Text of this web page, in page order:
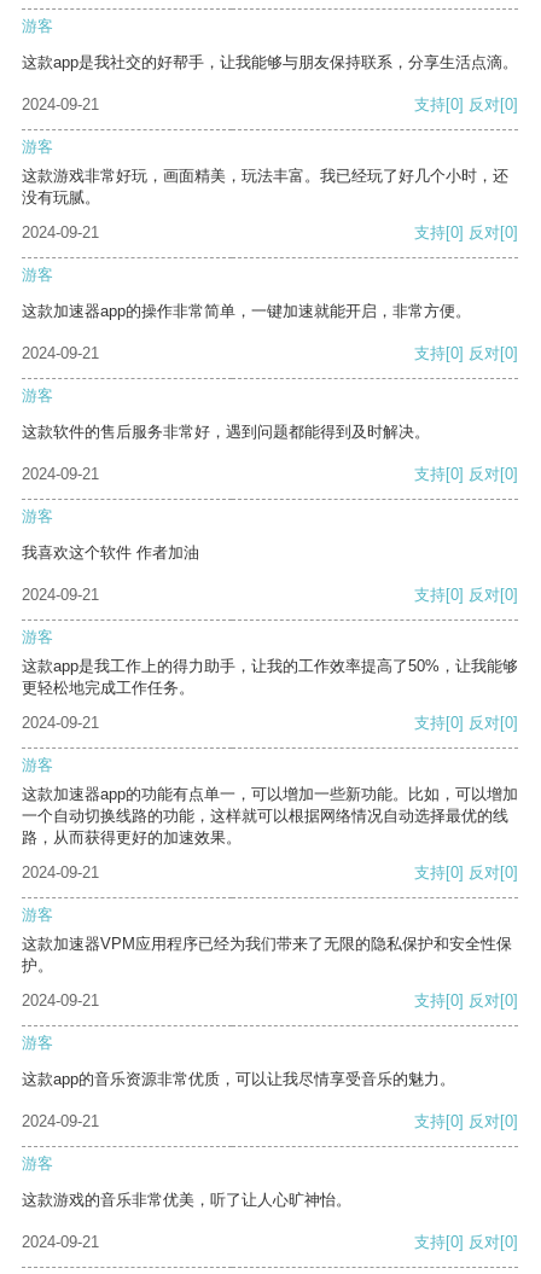
游客
这款app是我社交的好帮手，让我能够与朋友保持联系，分享生活点滴。
2024-09-21 支持[0] 反对[0]
游客
这款游戏非常好玩，画面精美，玩法丰富。我已经玩了好几个小时，还
没有玩腻。
2024-09-21
支持[0] 反对[0]
游客
这款加速器app的操作非常简单，一键加速就能开启，非常方便。
2024-09-21 支持[0] 反对[0]
游客
这款软件的售后服务非常好，遇到问题都能得到及时解决。
2024-09-21 支持[0] 反对[0]
游客
我喜欢这个软件 作者加油
2024-09-21 支持[0] 反对[0]
游客
这款app是我工作上的得力助手，让我的工作效率提高了50%，让我能够
更轻松地完成工作任务。
2024-09-21
支持[0] 反对[0]
游客
这款加速器app的功能有点单一，可以增加一些新功能。比如，可以增加
一个自动切换线路的功能，这样就可以根据网络情况自动选择最优的线
路，从而获得更好的加速效果。
2024-09-21
支持[0] 反对[0]
游客
这款加速器VPM应用程序已经为我们带来了无限的隐私保护和安全性保
护。
2024-09-21
支持[0] 反对[0]
游客
这款app的音乐资源非常优质，可以让我尽情享受音乐的魅力。
2024-09-21 支持[0] 反对[0]
游客
这款游戏的音乐非常优美，听了让人心旷神怡。
2024-09-21 支持[0] 反对[0]